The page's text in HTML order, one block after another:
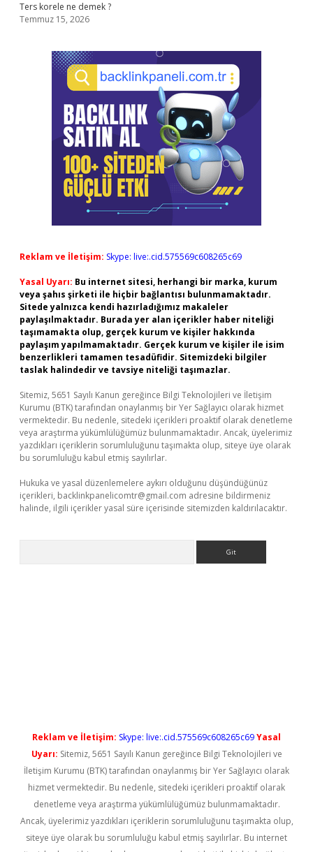
Ters korele ne demek ?
Temmuz 15, 2026
Reklam ve İletişim: Skype: live:.cid.575569c608265c69
Yasal Uyarı: Bu internet sitesi, herhangi bir marka, kurum
veya şahıs şirketi ile hiçbir bağlantısı bulunmamaktadır.
Sitede yalnızca kendi hazırladığımız makaleler
paylaşılmaktadır. Burada yer alan içerikler haber niteliği
taşımamakta olup, gerçek kurum ve kişiler hakkında
paylaşım yapılmamaktadır. Gerçek kurum ve kişiler ile isim
benzerlikleri tamamen tesadüfidir. Sitemizdeki bilgiler
taslak halindedir ve tavsiye niteliği taşımazlar.
Sitemiz, 5651 Sayılı Kanun gereğince Bilgi Teknolojileri ve İletişim
Kurumu (BTK) tarafından onaylanmış bir Yer Sağlayıcı olarak hizmet
vermektedir. Bu nedenle, sitedeki içerikleri proaktif olarak denetleme
veya araştırma yükümlülüğümüz bulunmamaktadır. Ancak, üyelerimiz
yazdıkları içeriklerin sorumluluğunu taşımakta olup, siteye üye olarak
bu sorumluluğu kabul etmiş sayılırlar.
Hukuka ve yasal düzenlemelere aykırı olduğunu düşündüğünüz
içerikleri, backlinkpanelicomtr@gmail.com adresine bildirmeniz
halinde, ilgili içerikler yasal süre içerisinde sitemizden kaldırılacaktır.
Reklam ve İletişim: Skype: live:.cid.575569c608265c69Yasal
Uyarı: Sitemiz, 5651 Sayılı Kanun gereğince Bilgi Teknolojileri ve
İletişim Kurumu (BTK) tarafından onaylanmış bir Yer Sağlayıcı olarak
hizmet vermektedir. Bu nedenle, sitedeki içerikleri proaktif olarak
denetleme veya araştırma yükümlülüğümüz bulunmamaktadır.
Ancak, üyelerimiz yazdıkları içeriklerin sorumluluğunu taşımakta olup,
siteye üye olarak bu sorumluluğu kabul etmiş sayılırlar. Bu internet